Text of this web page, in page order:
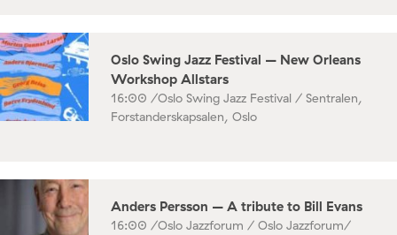
Oslo Swing Jazz Festival – New Orleans
Workshop Allstars
16:00 /Oslo Swing Jazz Festival / Sentralen,
Forstanderskapsalen, Oslo
Anders Persson – A tribute to Bill Evans
16:00 /Oslo Jazzforum / Oslo Jazzforum/